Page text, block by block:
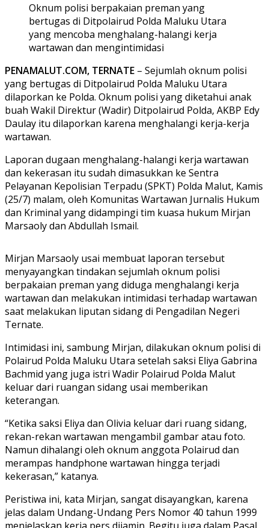
Oknum polisi berpakaian preman yang
bertugas di Ditpolairud Polda Maluku Utara
yang mencoba menghalang-halangi kerja
wartawan dan mengintimidasi
PENAMALUT.COM, TERNATE – Sejumlah oknum polisi
yang bertugas di Ditpolairud Polda Maluku Utara
dilaporkan ke Polda. Oknum polisi yang diketahui anak
buah Wakil Direktur (Wadir) Ditpolairud Polda, AKBP Edy
Daulay itu dilaporkan karena menghalangi kerja-kerja
wartawan.
Laporan dugaan menghalang-halangi kerja wartawan
dan kekerasan itu sudah dimasukkan ke Sentra
Pelayanan Kepolisian Terpadu (SPKT) Polda Malut, Kamis
(25/7) malam, oleh Komunitas Wartawan Jurnalis Hukum
dan Kriminal yang didampingi tim kuasa hukum Mirjan
Marsaoly dan Abdullah Ismail.
Mirjan Marsaoly usai membuat laporan tersebut
menyayangkan tindakan sejumlah oknum polisi
berpakaian preman yang diduga menghalangi kerja
wartawan dan melakukan intimidasi terhadap wartawan
saat melakukan liputan sidang di Pengadilan Negeri
Ternate.
Intimidasi ini, sambung Mirjan, dilakukan oknum polisi di
Polairud Polda Maluku Utara setelah saksi Eliya Gabrina
Bachmid yang juga istri Wadir Polairud Polda Malut
keluar dari ruangan sidang usai memberikan
keterangan.
“Ketika saksi Eliya dan Olivia keluar dari ruang sidang,
rekan-rekan wartawan mengambil gambar atau foto.
Namun dihalangi oleh oknum anggota Polairud dan
merampas handphone wartawan hingga terjadi
kekerasan,” katanya.
Peristiwa ini, kata Mirjan, sangat disayangkan, karena
jelas dalam Undang-Undang Pers Nomor 40 tahun 1999